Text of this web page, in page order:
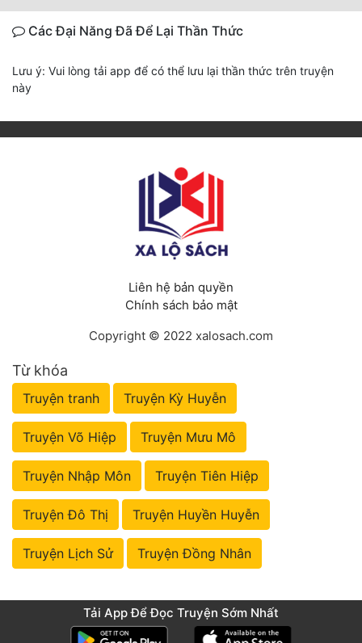
Các Đại Năng Đã Để Lại Thần Thức
Lưu ý: Vui lòng tải app để có thể lưu lại thần thức trên truyện
này
Liên hệ bản quyền
Chính sách bảo mật
Copyright © 2022 xalosach.com
Từ khóa
Truyện tranh Truyện Kỳ Huyễn
Truyện Võ Hiệp Truyện Mưu Mô
Truyện Nhập Môn Truyện Tiên Hiệp
Truyện Đô Thị Truyện Huyền Huyễn
Truyện Lịch Sử Truyện Đồng Nhân
Tải App Để Đọc Truyện Sớm Nhất